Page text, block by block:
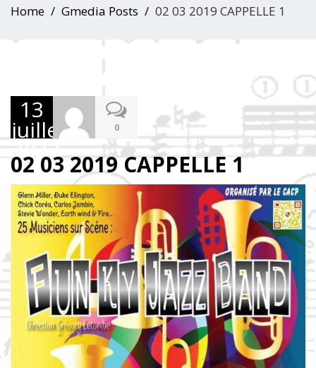
Home Gmedia Posts 02 03 2019 CAPPELLE 1
13
juillet
2023
0
02 03 2019 CAPPELLE 1